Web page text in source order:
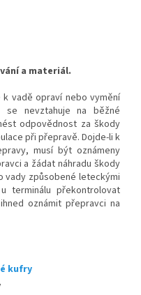
a materiál.
vadě opraví nebo vymění
se nevztahuje na běžné
odpovědnost za škody
při přepravě. Dojde-li k
musí být oznámeny
a žádat náhradu škody
vady způsobené leteckými
terminálu překontrolovat
oznámit přepravci na
kufry